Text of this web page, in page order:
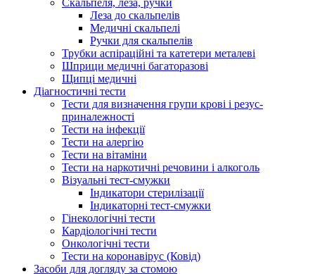
Скальпеля, леза, ручки
Леза до скальпелів
Медичні скальпелі
Ручки для скальпелів
Трубки аспіраційні та катетери металеві
Шприци медичні багаторазові
Щипці медичні
Діагностичні тести
Тести для визначення групи крові і резус-
приналежності
Тести на інфекції
Тести на алергію
Тести на вітаміни
Тести на наркотичні речовини і алкоголь
Візуальні тест-смужки
Індикатори стерилізації
Індикаторні тест-смужки
Гінекологічні тести
Кардіологічні тести
Онкологічні тести
Тести на коронавірус (Ковід)
Засоби для догляду за стомою